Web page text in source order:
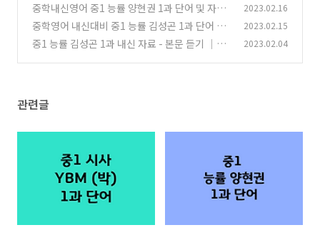
중학내신영어 중1 능률 양현권 1과 단어 및 자료
받기
(0)
2023.02.16
중학영어 내신대비 중1 능률 김성곤 1과 단어 설
명 및 자료 받기
(0)
2023.02.15
중1 능률 김성곤 1과 내신 자료 - 본문 듣기 ｜본
2023.02.04
관련글